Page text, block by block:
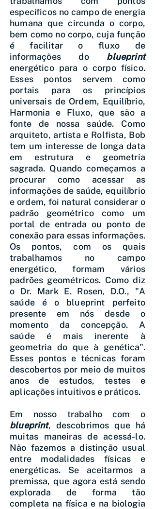
específicos no campo de energia
humana que circunda o corpo,
bem como no corpo, cuja função
é facilitar o fluxo de
informações do blueprint
energético para o corpo físico.
Esses pontos servem como
portais para os princípios
universais de Ordem, Equilíbrio,
Harmonia e Fluxo, que são a
fonte de nossa saúde. Como
arquiteto, artista e Rolfista, Bob
tem um interesse de longa data
em estrutura e geometria
sagrada. Quando começamos a
procurar como acessar as
informações de saúde, equilíbrio
e ordem, foi natural considerar o
padrão geométrico como um
portal de entrada ou ponto de
conexão para essas informações.
Os pontos, com os quais
trabalhamos no campo
energético, formam vários
padrões geométricos. Como diz
o Dr. Mark E. Rosen, D.O., "A
saúde é o blueprint perfeito
presente em nós desde o
momento da concepção. A
saúde é mais inerente à
geometria do que à genética".
Esses pontos e técnicas foram
descobertos por meio de muitos
anos de estudos, testes e
aplicações intuitivos e práticos.
Em nosso trabalho com o
blueprint, descobrimos que há
muitas maneiras de acessá-lo.
Não fazemos a distinção usual
entre modalidades físicas e
energéticas. Se aceitarmos a
premissa, que agora está sendo
explorada de forma tão
completa na física e na biologia